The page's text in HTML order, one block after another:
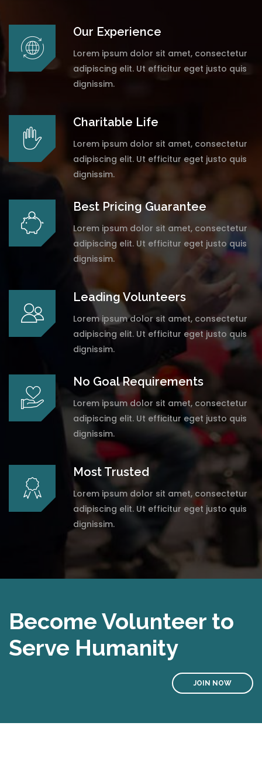
Our Experience
Lorem ipsum dolor sit amet, consectetur
adipiscing elit. Ut efficitur eget justo quis
dignissim.
Charitable Life
Lorem ipsum dolor sit amet, consectetur
adipiscing elit. Ut efficitur eget justo quis
dignissim.
Best Pricing Guarantee
Lorem ipsum dolor sit amet, consectetur
adipiscing elit. Ut efficitur eget justo quis
dignissim.
Leading Volunteers
Lorem ipsum dolor sit amet, consectetur
adipiscing elit. Ut efficitur eget justo quis
dignissim.
No Goal Requirements
Lorem ipsum dolor sit amet, consectetur
adipiscing elit. Ut efficitur eget justo quis
dignissim.
Most Trusted
Lorem ipsum dolor sit amet, consectetur
adipiscing elit. Ut efficitur eget justo quis
dignissim.
Become Volunteer to
Serve Humanity
JOIN NOW